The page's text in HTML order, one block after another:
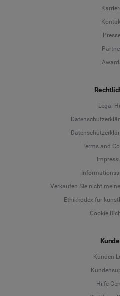
Presse
Legal
Terms and
Verkaufen Sie nicht
Ethikkodex für
Cookie
Kunden-
Hilfe-